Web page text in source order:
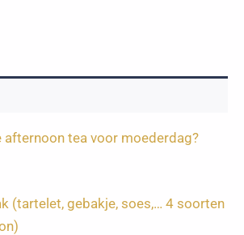
afternoon tea voor moederdag?
(tartelet, gebakje, soes,… 4 soorten